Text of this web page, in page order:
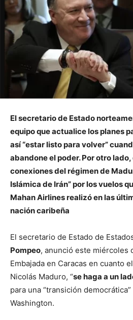
El secretario de Estado
equipo que actualice los planes
así “estar listo para volver”
abandone el poder. Por otro lado,
conexiones del régimen de
Islámica de Irán” por los vuelos
Mahan Airlines realizó en las
nación caribeña
El secretario de Estado de
Pompeo, anunció este miércoles
Embajada en Caracas en cuanto
Nicolás Maduro, “se haga a un
para una “transición
Washington.